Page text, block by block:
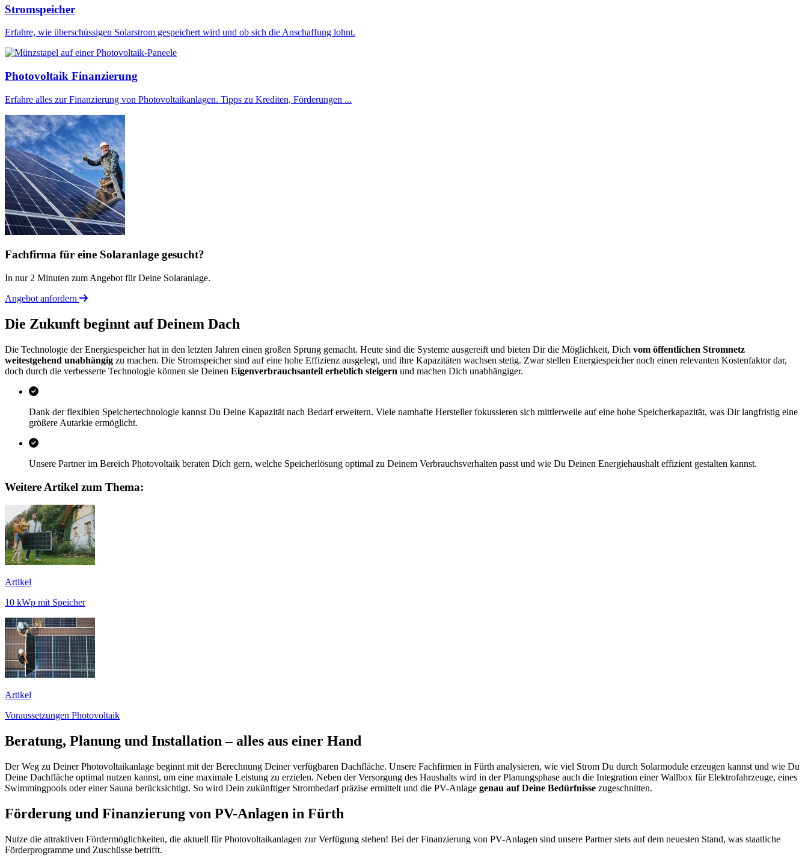
Stromspeicher
Erfahre, wie überschüssigen Solarstrom gespeichert wird und ob sich die Anschaffung lohnt.
Photovoltaik Finanzierung
Erfahre alles zur Finanzierung von Photovoltaikanlagen. Tipps zu Krediten, Förderungen ...
Fachfirma für eine Solaranlage gesucht?
In nur 2 Minuten zum Angebot für Deine Solaranlage.
Angebot anfordern
Die Zukunft beginnt auf Deinem Dach
Die Technologie der Energiespeicher hat in den letzten Jahren einen großen Sprung gemacht. Heute sind die Systeme ausgereift und bieten Dir die Möglichkeit, Dich vom öffentlichen Stromnetz
weitestgehend unabhängig zu machen. Die Stromspeicher sind auf eine hohe Effizienz ausgelegt, und ihre Kapazitäten wachsen stetig. Zwar stellen Energiespeicher noch einen relevanten Kostenfaktor dar,
doch durch die verbesserte Technologie können sie Deinen Eigenverbrauchsanteil erheblich steigern und machen Dich unabhängiger.
Dank der flexiblen Speichertechnologie kannst Du Deine Kapazität nach Bedarf erweitern. Viele namhafte Hersteller fokussieren sich mittlerweile auf eine hohe Speicherkapazität, was Dir langfristig eine
größere Autarkie ermöglicht.
Unsere Partner im Bereich Photovoltaik beraten Dich gern, welche Speicherlösung optimal zu Deinem Verbrauchsverhalten passt und wie Du Deinen Energiehaushalt effizient gestalten kannst.
Weitere Artikel zum Thema:
Artikel
10 kWp mit Speicher
Artikel
Voraussetzungen Photovoltaik
Beratung, Planung und Installation – alles aus einer Hand
Der Weg zu Deiner Photovoltaikanlage beginnt mit der Berechnung Deiner verfügbaren Dachfläche. Unsere Fachfirmen in Fürth analysieren, wie viel Strom Du durch Solarmodule erzeugen kannst und wie Du
Deine Dachfläche optimal nutzen kannst, um eine maximale Leistung zu erzielen. Neben der Versorgung des Haushalts wird in der Planungsphase auch die Integration einer Wallbox für Elektrofahrzeuge, eines
Swimmingpools oder einer Sauna berücksichtigt. So wird Dein zukünftiger Strombedarf präzise ermittelt und die PV-Anlage genau auf Deine Bedürfnisse zugeschnitten.
Förderung und Finanzierung von PV-Anlagen in Fürth
Nutze die attraktiven Fördermöglichkeiten, die aktuell für Photovoltaikanlagen zur Verfügung stehen! Bei der Finanzierung von PV-Anlagen sind unsere Partner stets auf dem neuesten Stand, was staatliche
Förderprogramme und Zuschüsse betrifft.